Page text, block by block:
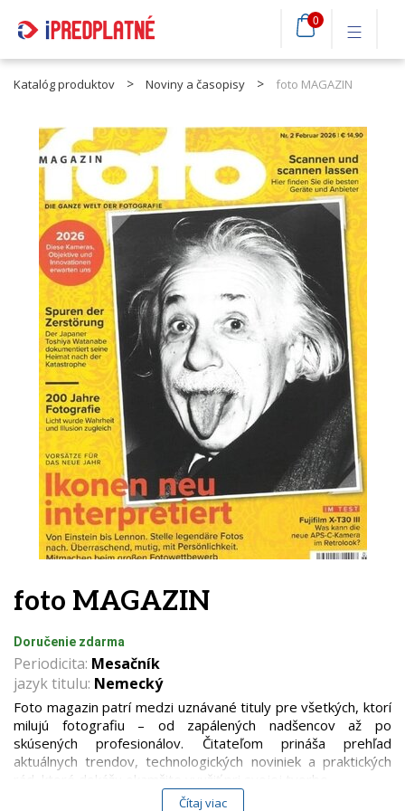
0
Katalóg produktov Noviny a časopisy foto MAGAZIN
foto MAGAZIN
Doručenie zdarma
Periodicita: Mesačník
jazyk titulu: Nemecký
Foto magazin patrí medzi uznávané tituly pre všetkých, ktorí
milujú fotografiu – od zapálených nadšencov až po
skúsených profesionálov. Čitateľom prináša prehľad
aktuálnych trendov, technologických noviniek a praktických
rád, ktoré dokážu okamžite využiť pri svojej tvorbe.
Hlavné rubriky a tematické okruhy:
Čítaj viac